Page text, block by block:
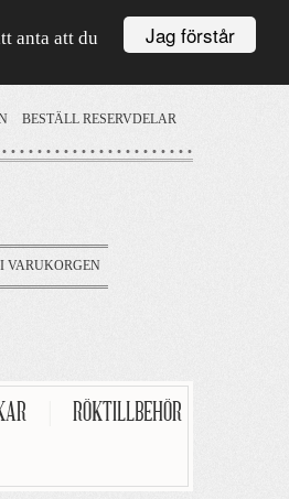
Jag förstår
anta att du
BESTÄLL RESERVDELAR
VARUKORGEN
RÖKTILLBEHÖR